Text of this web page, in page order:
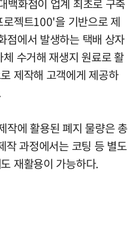
젝트100'을 기반으로 제
점에서 발생하는 택배 상자
수거해 재생지 원료로 활
제작해 고객에게 제공하
작에 활용된 폐지 물량은 총
과정에서는 코팅 등 별도
재활용이 가능하다.